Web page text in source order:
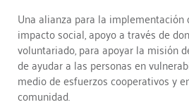
Una alianza para la
impacto social, apoyo a través de
voluntariado, para apoyar la misión
de ayudar a las personas en
medio de esfuerzos cooperativos y
comunidad.